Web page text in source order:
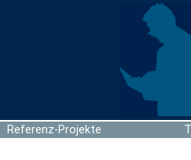
Referenz-Projekte